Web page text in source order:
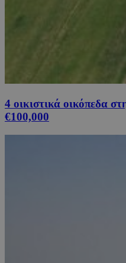
4 οικιστικά οικόπεδα
€100,000